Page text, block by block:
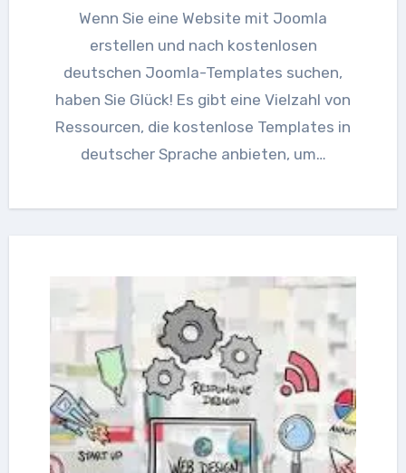
Wenn Sie eine Website mit Joomla
erstellen und nach kostenlosen
deutschen Joomla-Templates suchen,
haben Sie Glück! Es gibt eine Vielzahl von
Ressourcen, die kostenlose Templates in
deutscher Sprache anbieten, um…